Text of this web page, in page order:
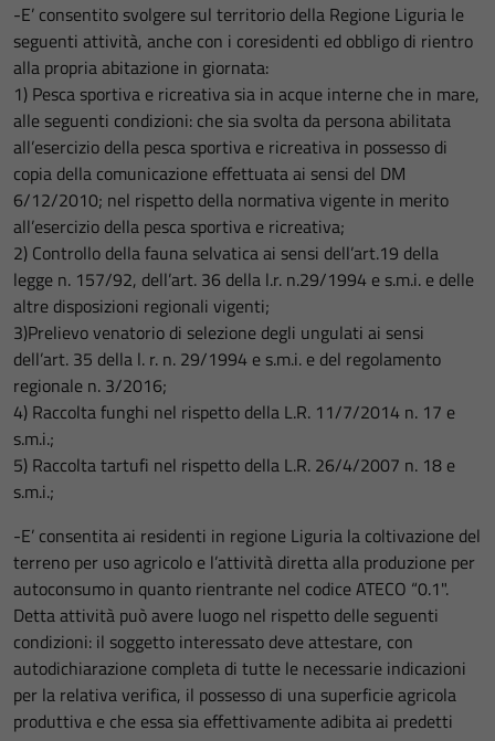
-E’ consentito svolgere sul territorio della Regione Liguria le
seguenti attività, anche con i coresidenti ed obbligo di rientro
alla propria abitazione in giornata:
1) Pesca sportiva e ricreativa sia in acque interne che in mare,
alle seguenti condizioni: che sia svolta da persona abilitata
all’esercizio della pesca sportiva e ricreativa in possesso di
copia della comunicazione effettuata ai sensi del DM
6/12/2010; nel rispetto della normativa vigente in merito
all’esercizio della pesca sportiva e ricreativa;
2) Controllo della fauna selvatica ai sensi dell’art.19 della
legge n. 157/92, dell’art. 36 della l.r. n.29/1994 e s.m.i. e delle
altre disposizioni regionali vigenti;
3)Prelievo venatorio di selezione degli ungulati ai sensi
dell’art. 35 della l. r. n. 29/1994 e s.m.i. e del regolamento
regionale n. 3/2016;
4) Raccolta funghi nel rispetto della L.R. 11/7/2014 n. 17 e
s.m.i.;
5) Raccolta tartufi nel rispetto della L.R. 26/4/2007 n. 18 e
s.m.i.;
-E’ consentita ai residenti in regione Liguria la coltivazione del
terreno per uso agricolo e l’attività diretta alla produzione per
autoconsumo in quanto rientrante nel codice ATECO “0.1".
Detta attività può avere luogo nel rispetto delle seguenti
condizioni: il soggetto interessato deve attestare, con
autodichiarazione completa di tutte le necessarie indicazioni
per la relativa verifica, il possesso di una superficie agricola
produttiva e che essa sia effettivamente adibita ai predetti